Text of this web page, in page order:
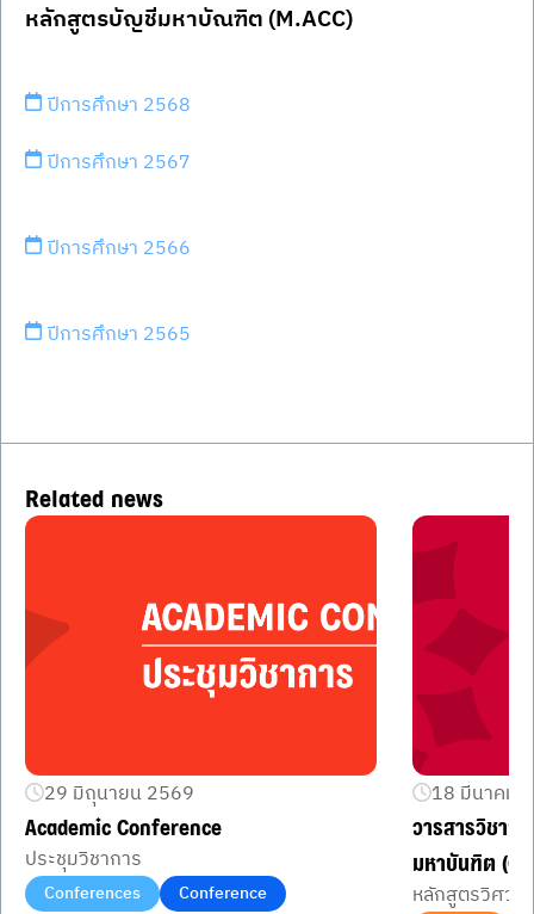
หลักสูตรบัญชีมหาบัณฑิต (M.ACC)
ปีการศึกษา 2568
ปีการศึกษา 2567
ปีการศึกษา 2566
ปีการศึกษา 2565
Related news
29 มิถุนายน 2569
Academic Conference
ประชุมวิชาการ
Conferences Conference
18 มีนาคม
วารสารวิชาก
มหาบันฑิต
หลักสูตรวิศวก